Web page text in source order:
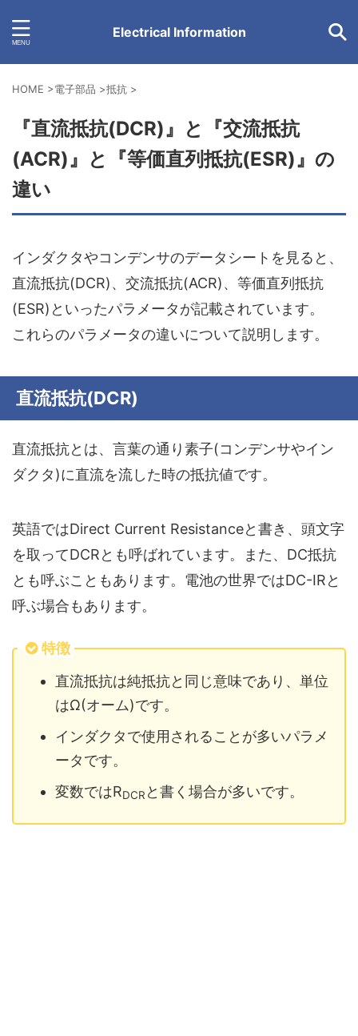
Electrical Information
HOME >電子部品 >抵抗 >
『直流抵抗(DCR)』と『交流抵抗
(ACR)』と『等価直列抵抗(ESR)』の
違い
インダクタやコンデンサのデータシートを見ると、
直流抵抗(DCR)、交流抵抗(ACR)、等価直列抵抗
(ESR)といったパラメータが記載されています。
これらのパラメータの違いについて説明します。
直流抵抗(DCR)
直流抵抗とは、言葉の通り素子(コンデンサやイン
ダクタ)に直流を流した時の抵抗値です。
英語ではDirect Current Resistanceと書き、頭文字
を取ってDCRとも呼ばれています。また、DC抵抗
とも呼ぶこともあります。電池の世界ではDC-IRと
呼ぶ場合もあります。
特徴
直流抵抗は純抵抗と同じ意味であり、単位
はΩ(オーム)です。
インダクタで使用されることが多いパラメ
ータです。
変数ではRDCR と書く場合が多いです。